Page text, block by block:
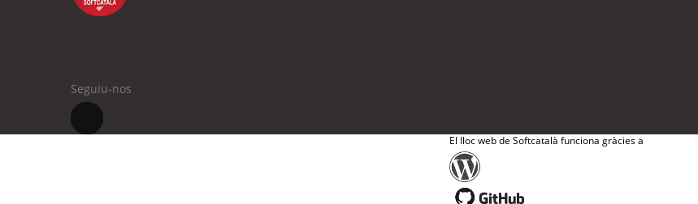
Seguiu-nos
El lloc web de Softcatalà funciona gràcies a